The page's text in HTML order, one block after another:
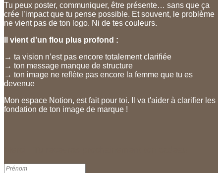
Tu peux poster, communiquer, être présente… sans que ça
crée l’impact que tu pense possible. Et souvent, le problème
ne vient pas de ton logo. Ni de tes couleurs.
Il vient d’un flou plus profond :
→ ta vision n’est pas encore totalement clarifiée
→ ton message manque de structure
→ ton image ne reflète pas encore la femme que tu es
devenue
Mon espace Notion, est fait pour toi. Il va t'aider à clarifier les
fondation de ton image de marque !